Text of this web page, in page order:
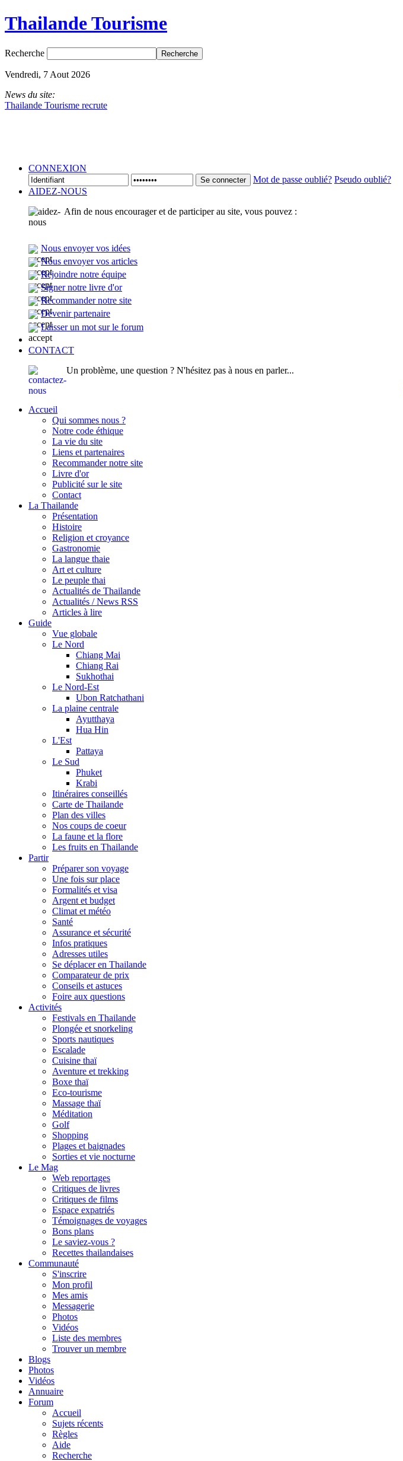
Thailande Tourisme
Recherche
Vendredi, 7 Aout 2026
News du site:
Thailande Tourisme recrute
CONNEXION
Se connecter Mot de passe oublié? Pseudo oublié?
AIDEZ-NOUS
Afin de nous encourager et de participer au site, vous pouvez :
Nous envoyer vos idées
Nous envoyer vos articles
Rejoindre notre équipe
Signer notre livre d'or
Recommander notre site
Devenir partenaire
Laisser un mot sur le forum
CONTACT
Un problème, une question ? N'hésitez pas à nous en parler...
Accueil
Qui sommes nous ?
Notre code éthique
La vie du site
Liens et partenaires
Recommander notre site
Livre d'or
Publicité sur le site
Contact
La Thailande
Présentation
Histoire
Religion et croyance
Gastronomie
La langue thaie
Art et culture
Le peuple thai
Actualités de Thailande
Actualités / News RSS
Articles à lire
Guide
Vue globale
Le Nord
Chiang Mai
Chiang Rai
Sukhothai
Le Nord-Est
Ubon Ratchathani
La plaine centrale
Ayutthaya
Hua Hin
L'Est
Pattaya
Le Sud
Phuket
Krabi
Itinéraires conseillés
Carte de Thailande
Plan des villes
Nos coups de coeur
La faune et la flore
Les fruits en Thailande
Partir
Préparer son voyage
Une fois sur place
Formalités et visa
Argent et budget
Climat et météo
Santé
Assurance et sécurité
Infos pratiques
Adresses utiles
Se déplacer en Thailande
Comparateur de prix
Conseils et astuces
Foire aux questions
Activités
Festivals en Thailande
Plongée et snorkeling
Sports nautiques
Escalade
Cuisine thaï
Aventure et trekking
Boxe thaï
Eco-tourisme
Massage thaï
Méditation
Golf
Shopping
Plages et baignades
Sorties et vie nocturne
Le Mag
Web reportages
Critiques de livres
Critiques de films
Espace expatriés
Témoignages de voyages
Bons plans
Le saviez-vous ?
Recettes thailandaises
Communauté
S'inscrire
Mon profil
Mes amis
Messagerie
Photos
Vidéos
Liste des membres
Trouver un membre
Blogs
Photos
Vidéos
Annuaire
Forum
Accueil
Sujets récents
Règles
Aide
Recherche